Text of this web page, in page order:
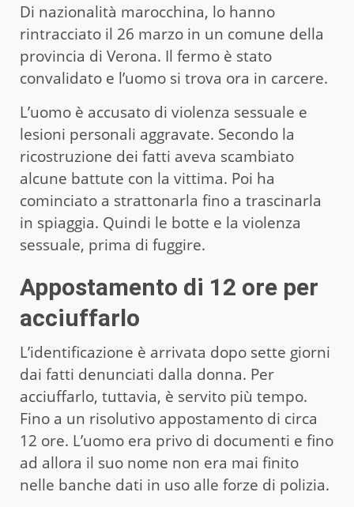
Di nazionalità marocchina, lo hanno
rintracciato il 26 marzo in un comune della
provincia di Verona. Il fermo è stato
convalidato e l’uomo si trova ora in carcere.
L’uomo è accusato di violenza sessuale e
lesioni personali aggravate. Secondo la
ricostruzione dei fatti aveva scambiato
alcune battute con la vittima. Poi ha
cominciato a strattonarla fino a trascinarla
in spiaggia. Quindi le botte e la violenza
sessuale, prima di fuggire.
Appostamento di 12 ore per
acciuffarlo
L’identificazione è arrivata dopo sette giorni
dai fatti denunciati dalla donna. Per
acciuffarlo, tuttavia, è servito più tempo.
Fino a un risolutivo appostamento di circa
12 ore. L’uomo era privo di documenti e fino
ad allora il suo nome non era mai finito
nelle banche dati in uso alle forze di polizia.